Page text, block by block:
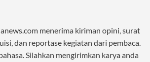
menerima kiriman opini, surat
dan reportase kegiatan dari pembaca.
Silahkan mengirimkan karya anda